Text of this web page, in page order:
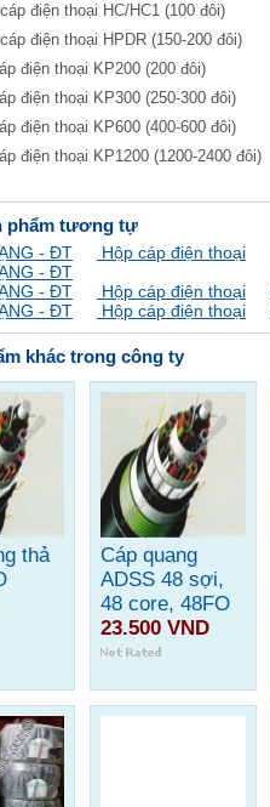
điện thoại HC/HC1 (100 đôi)
điện thoại HPDR (150-200 đôi)
điện thoại KP200 (200 đôi)
điện thoại KP300 (250-300 đôi)
điện thoại KP600 (400-600 đôi)
điện thoại KP1200 (1200-2400 đôi)
phẩm tương tự
- ĐT
Hộp cáp điện thoại
- ĐT
- ĐT
Hộp cáp điện thoại
- ĐT
Hộp cáp điện thoại
khác trong công ty
thả
Cáp quang
ADSS 48 sợi,
48 core, 48FO
23.500 VND